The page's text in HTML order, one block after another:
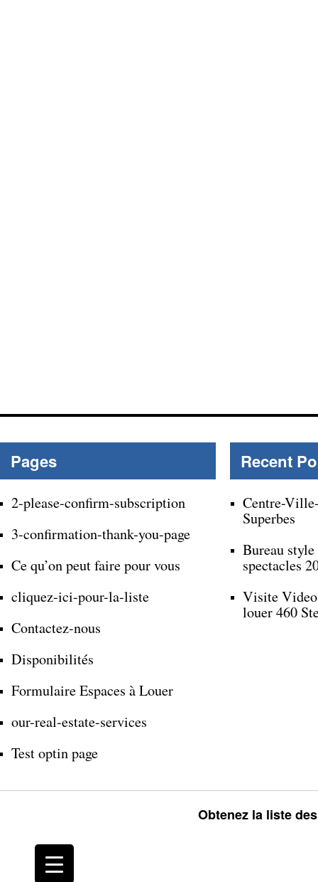
Pages
2-please-confirm-subscription
3-confirmation-thank-you-page
Ce qu’on peut faire pour vous
cliquez-ici-pour-la-liste
Contactez-nous
Disponibilités
Formulaire Espaces à Louer
our-real-estate-services
Test optin page
Recent
Centre-
Superbes
Bureau
spectacles
Visite
louer 460
Obtenez la liste